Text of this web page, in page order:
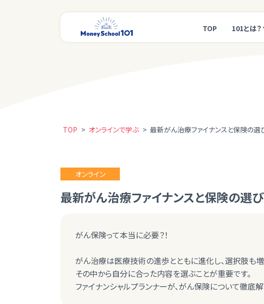
TOP 101とは？
TOP > オンラインで学ぶ > 最新がん治療ファイナンスと保険の
オンライン
最新がん治療ファイナンスと保険の
がん保険って本当に必要？！
がん治療は医療技術の進歩とともに進化し、選択肢も増
その中から自分に合った内容を選ぶことが重要です。
ファイナンシャルプランナーが、がん保険について徹底解